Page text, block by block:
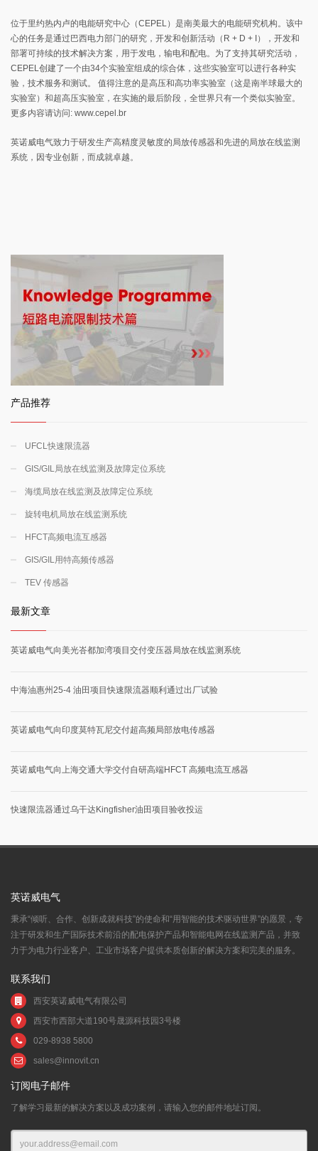
位于里约热内卢的电能研究中心（CEPEL）是南美最大的电能研究机构。该中
心的任务是通过巴西电力部门的研究，开发和创新活动（R + D + I），开发和
部署可持续的技术解决方案，用于发电，输电和配电。为了支持其研究活动，
CEPEL创建了一个由34个实验室组成的综合体，这些实验室可以进行各种实
验，技术服务和测试。 值得注意的是高压和高功率实验室（这是南半球最大的
实验室）和超高压实验室，在实施的最后阶段，全世界只有一个类似实验室。
更多内容请访问: www.cepel.br
英诺威电气致力于研发生产高精度灵敏度的局放传感器和先进的局放在线监测
系统，因专业创新，而成就卓越。
产品推荐
UFCL快速限流器
GIS/GIL局放在线监测及故障定位系统
海缆局放在线监测及故障定位系统
旋转电机局放在线监测系统
HFCT高频电流互感器
GIS/GIL用特高频传感器
TEV 传感器
最新文章
英诺威电气向美光峇都加湾项目交付变压器局放在线监测系统
中海油惠州25-4 油田项目快速限流器顺利通过出厂试验
英诺威电气向印度莫特瓦尼交付超高频局部放电传感器
英诺威电气向上海交通大学交付自研高端HFCT 高频电流互感器
快速限流器通过乌干达Kingfisher油田项目验收投运
英诺威电气
秉承“倾听、合作、创新成就科技”的使命和“用智能的技术驱动世界”的愿景，专
注于研发和生产国际技术前沿的配电保护产品和智能电网在线监测产品，并致
力于为电力行业客户、工业市场客户提供本质创新的解决方案和完美的服务。
联系我们
西安英诺威电气有限公司
西安市西部大道190号晟源科技园3号楼
029-8938 5800
sales@innovit.cn
订阅电子邮件
了解学习最新的解决方案以及成功案例，请输入您的邮件地址订阅。